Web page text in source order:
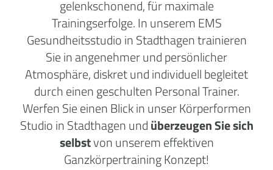
gelenkschonend, für maximale
Trainingserfolge. In unserem EMS
Gesundheitsstudio in Stadthagen trainieren
Sie in angenehmer und persönlicher
Atmosphäre, diskret und individuell begleitet
durch einen geschulten Personal Trainer.
Werfen Sie einen Blick in unser Körperformen
Studio in Stadthagen undüberzeugen Sie sich
selbstvon unserem effektiven
Ganzkörpertraining Konzept!